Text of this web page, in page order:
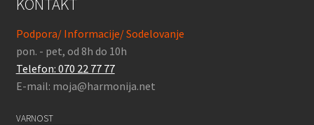
KONTAKT
Podpora/ Informacije/ Sodelovanje
pon. - pet, od 8h do 10h
Telefon: 070 22 77 77
E-mail: moja@harmonija.net
VARNOST